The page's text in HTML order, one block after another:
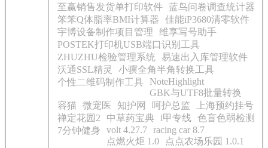
至赢销售发货单打印软件 蓝鸟问卷调查统计器
笨笨Q体脂率BMI计算器
佳能iP3680清零软件
宇博设备制作项目管理
维享写号助手
POSTEK打印机USB端口识别工具
ZHUZHU检验管理系统
易速出入库管理软件
沃通SSL精灵
小骥全角半角转换工具
个性二维码制作工具
NoteHighlight
GBK与UTF8批量转换
容猫
微宠医 知护网 呵护总监
上海预约挂号
禅定花园2
中草药宝典 i甲专线
色盲色弱检测
7分钟健身
volt 4.27.7 racing car 8.7
点燃火炬 1.0
点点农场乐园 1.0.1